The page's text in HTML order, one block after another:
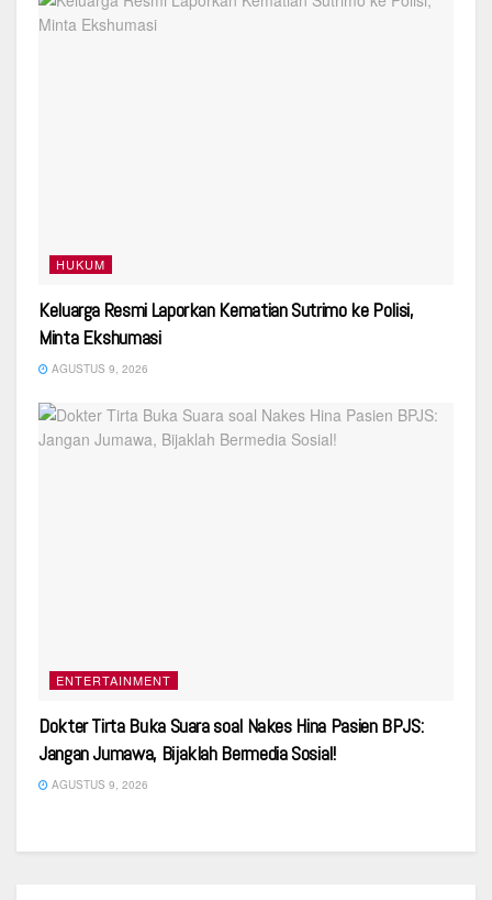
HUKUM
Keluarga Resmi Laporkan Kematian Sutrimo ke Polisi,
Minta Ekshumasi
AGUSTUS 9, 2026
ENTERTAINMENT
Dokter Tirta Buka Suara soal Nakes Hina Pasien BPJS:
Jangan Jumawa, Bijaklah Bermedia Sosial!
AGUSTUS 9, 2026